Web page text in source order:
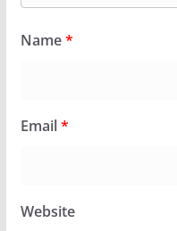
Name*
Email*
Website